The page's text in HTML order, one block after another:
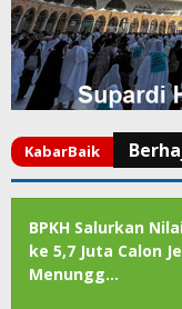
BPKH Salurkan
ke 5,7 Juta Calon
Menungg…